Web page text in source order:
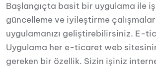
Başlangıçta basit bir uygulama ile
güncelleme ve iyileştirme
uygulamanızı geliştirebilirsiniz. E-
Uygulama her e-ticaret web
gereken bir özellik. Sizin işiniz